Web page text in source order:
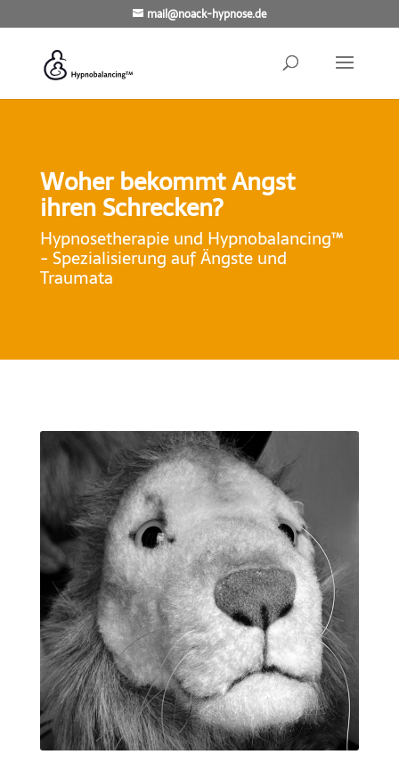
mail@noack-hypnose.de
Woher bekommt Angst
ihren Schrecken?
Hypnosetherapie und Hypnobalancing™
- Spezialisierung auf Ängste und
Traumata